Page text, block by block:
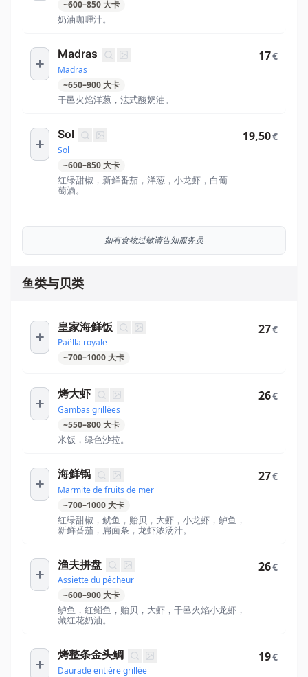
~600–850大卡
奶油咖喱汁。
Madras
Madras
~650–900大卡
干邑火焰洋葱，法式酸奶油。
17€
Sol
Sol
~600–850大卡
红绿甜椒，新鲜番茄，洋葱，小龙虾，白葡
萄酒。
19,50€
如有食物过敏请告知服务员
鱼类与贝类
皇家海鲜饭
Paëlla royale
~700–1000大卡
27€
烤大虾
Gambas grillées
~550–800大卡
米饭，绿色沙拉。
26€
海鲜锅
Marmite de fruits de mer
~700–1000大卡
红绿甜椒，鱿鱼，贻贝，大虾，小龙虾，鲈鱼，
新鲜番茄，扁面条，龙虾浓汤汁。
27€
渔夫拼盘
Assiette du pêcheur
~600–900大卡
鲈鱼，红鲻鱼，贻贝，大虾，干邑火焰小龙虾，
藏红花奶油。
26€
烤整条金头鲷
Daurade entière grillée
19€